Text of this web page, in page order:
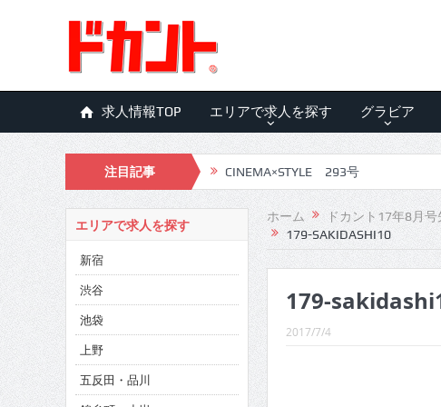
求人情報TOP エリアで求人を探す グラビア
注目記事 CINEMA×STYLE 293号
CINEMA×STYLE 292号
CINEMA×STYLE 291号
CINEMA×STYLE 290号
CINEMA×STYLE 289号
CINEMA×STYLE 288号
ホーム
ドカント17年8月
179-SAKIDASHI10
179-
2017/7/4
エリアで求人を探す
新宿
渋谷
池袋
上野
五反田・品川